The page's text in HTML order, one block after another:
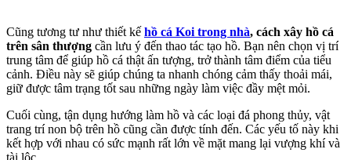
Cũng tương tư như thiết kế hồ cá Koi trong nhà, cách xây hồ cá
trên sân thượng cần lưu ý đến thao tác tạo hồ. Bạn nên chọn vị trí
trung tâm để giúp hồ cá thật ấn tượng, trở thành tâm điểm của tiểu
cảnh. Điều này sẽ giúp chúng ta nhanh chóng cảm thấy thoải mái,
giữ được tâm trạng tốt sau những ngày làm việc đầy mệt mỏi.
Cuối cùng, tận dụng hướng làm hồ và các loại đá phong thủy, vật
trang trí non bộ trên hồ cũng cần được tính đến. Các yếu tố này khi
kết hợp với nhau có sức mạnh rất lớn về mặt mang lại vượng khí và
tài lộc